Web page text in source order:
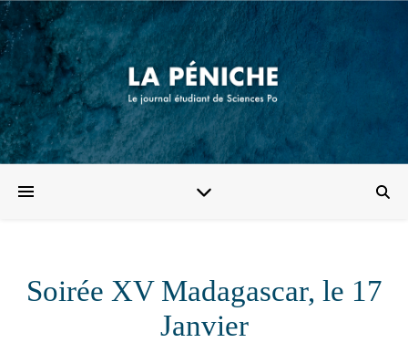
Soirée XV Madagascar, le 17
Janvier